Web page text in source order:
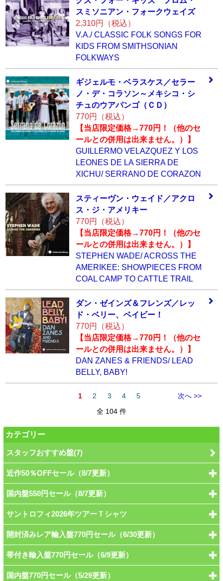
ス ミソニアン・フォークウェイズ
2,310円（税込）
V.A./ CLASSIC FOLK SONGS FOR
KIDS FROM SMITHSONIAN
FOLKWAYS
ギジェルモ・ベラ スケス／セラー
ノ ・デ・コラソン～ メキシコ・シ
チュのウアパンゴ（Ｃ Ｄ）
770円（税込）
【当店限定価格→770円！（他のセ
ールとの併用は出来ません。）】
GUILLERMO VELAZQUEZ Y LOS
LEONES DE LA SIERRA DE
XICHU/ SERRANO DE CORAZON
スティーヴン・ウェイド／アクロ
ス ・ジ・アメリキー
770円（税込）
【当店限定価格→770円！（他のセ
ールとの併用は出来ません。）】
STEPHEN WADE/ ACROSS THE
AMERIKEE: SHOWPIECES FROM
COAL CAMP TO CATTLE TRAIL
ダン・ゼインズ＆フレンズ／レッ
ド ・ベリー、ベイビー！
770円（税込）
【当店限定価格→770円！（他のセ
ールとの併用は出来ません。）】
DAN ZANES & FRIENDS/ LEAD
BELLY, BABY!
1 2 3 4 5
次へ >>
全 104 件
カテゴリー
スタッフおすすめ盤(7)
近作50％OFFセール（8/7更新）
国内盤550円セール（8/7更新）
サントロフィ2026年ツアーＴシャツ
開封済みレア輸入盤770円セール（6/30更新）
帯付き輸入盤770円セール（6/9更新）
国内盤770円セール（5/29更新）